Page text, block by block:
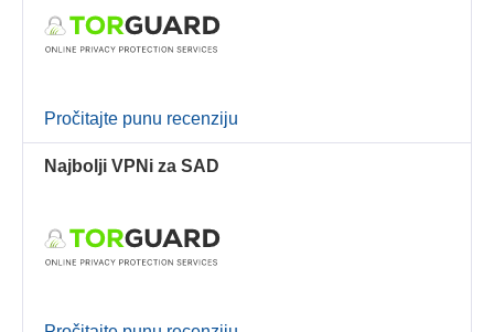
Pročitajte punu recenziju
Najbolji VPNi za SAD